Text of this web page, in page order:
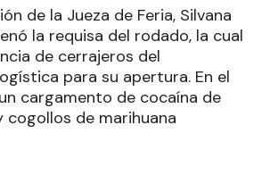
de la Jueza de Feria, Silvana
la requisa del rodado, la cual
de cerrajeros del
para su apertura. En el
cargamento de cocaína de
cogollos de marihuana